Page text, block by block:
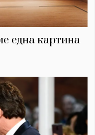
една картина